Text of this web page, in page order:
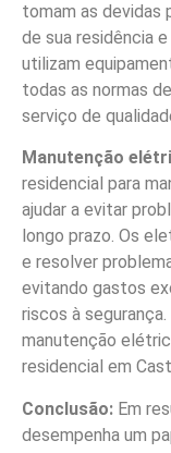
tomam as devidas
de sua residência
utilizam
todas as normas
serviço de
Manutenção
residencial para
ajudar a evitar
longo prazo. Os
e resolver
evitando gastos
riscos à
manutenção
residencial em
Conclusão: Em
desempenha um